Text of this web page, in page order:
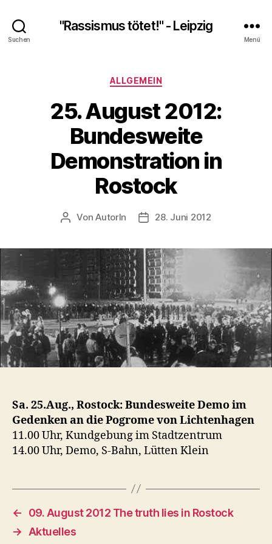
Suchen
"Rassismus tötet!" - Leipzig
Menü
Kategorien
ALLGEMEIN
25. August 2012:
Bundesweite
Demonstration in
Rostock
Beitragsautor
VonAutorIn Veröffentlichungsdatum
28. Juni 2012
Sa. 25.Aug., Rostock: Bundesweite Demo im
Gedenken an die Pogrome von Lichtenhagen
11.00 Uhr, Kundgebung im Stadtzentrum
14.00 Uhr, Demo, S-Bahn, Lütten Klein
←
09. August 2012 The truth lies in Rostock
→
Aktuelles